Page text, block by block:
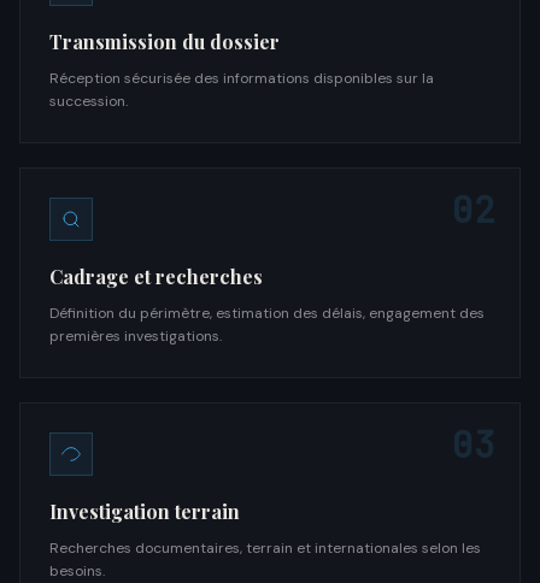
Transmission du dossier
Réception sécurisée des informations disponibles sur la
succession.
02
Cadrage et recherches
Définition du périmètre, estimation des délais, engagement des
premières investigations.
03
Investigation terrain
Recherches documentaires, terrain et internationales selon les
besoins.